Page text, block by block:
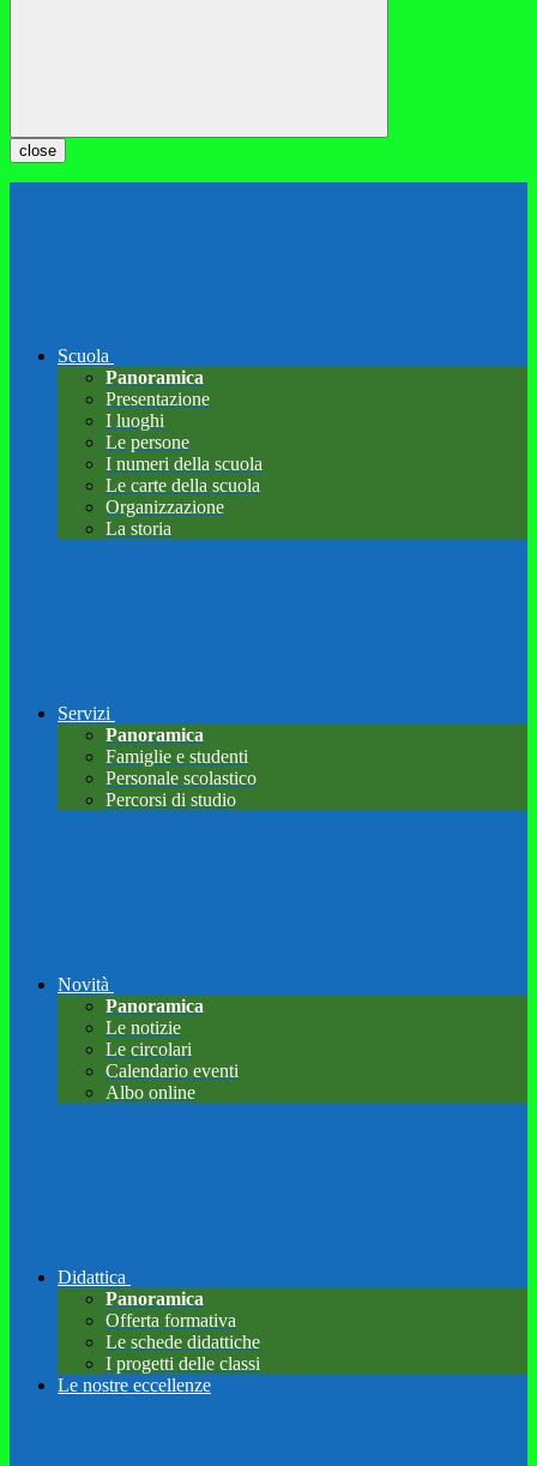
close
Scuola
Panoramica
Presentazione
I luoghi
Le persone
I numeri della scuola
Le carte della scuola
Organizzazione
La storia
Servizi
Panoramica
Famiglie e studenti
Personale scolastico
Percorsi di studio
Novità
Panoramica
Le notizie
Le circolari
Calendario eventi
Albo online
Didattica
Panoramica
Offerta formativa
Le schede didattiche
I progetti delle classi
Le nostre eccellenze